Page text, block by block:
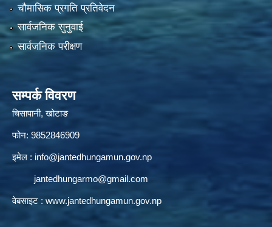
चौमासिक प्रगति प्रतिवेदन
सार्वजनिक सुनुवाई
सार्वजनिक परीक्षण
सम्पर्क विवरण
चिसापानी, खोटाङ
फोन: 9852846909
इमेल : info@jantedhungamun.gov.np
jantedhungarmo@gmail.com
वेबसाइट : www.jantedhungamun.gov.np